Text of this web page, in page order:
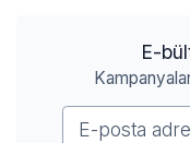
E-